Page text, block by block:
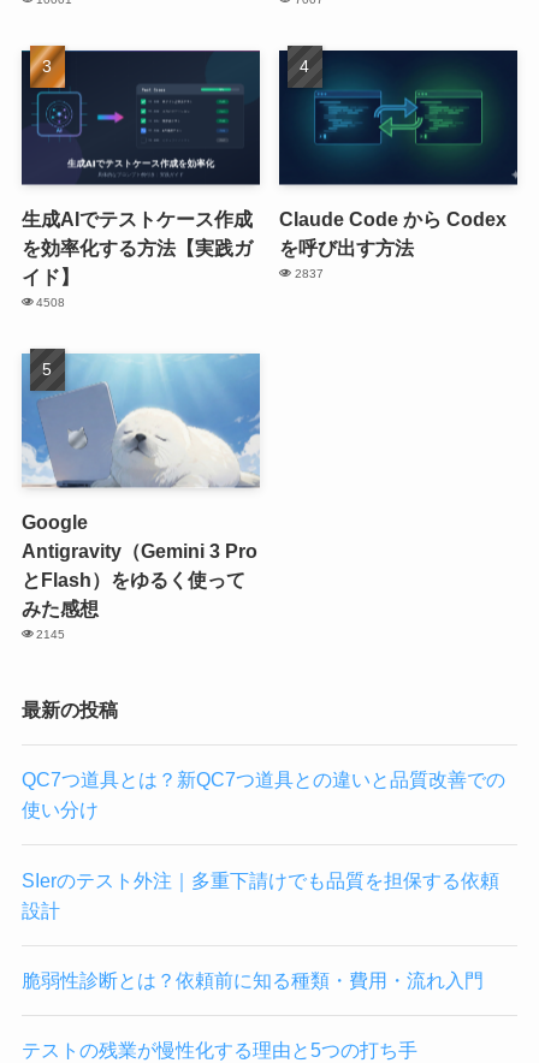
生成AIでテストケース作成
を効率化する方法【実践ガ
イド】
4508
Claude Code から Codex
を呼び出す方法
2837
Google
Antigravity（Gemini 3 Pro
とFlash）をゆるく使って
みた感想
2145
最新の投稿
QC7つ道具とは？新QC7つ道具との違いと品質改善での
使い分け
SIerのテスト外注｜多重下請けでも品質を担保する依頼
設計
脆弱性診断とは？依頼前に知る種類・費用・流れ入門
テストの残業が慢性化する理由と5つの打ち手